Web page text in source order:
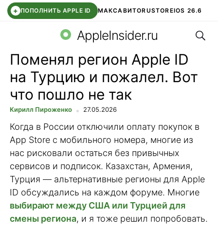
+ ПОПОЛНИТЬ APPLE ID МАКСАВИТОRUSTOREIOS 26.6
СБЕР КИДС ВТБ ОНЛАЙН ЧАТ В ROBLOX
AppleInsider.ru
Поменял регион Apple ID
на Турцию и пожалел. Вот
что пошло не так
Кирилл Пироженко 27.05.2026
Когда в России отключили оплату покупок в
App Store с мобильного номера, многие из
нас рисковали остаться без привычных
сервисов и подписок. Казахстан, Армения,
Турция — альтернативные регионы для Apple
ID обсуждались на каждом форуме. Многие
выбирают между США или Турцией для
смены региона, и я тоже решил попробовать.